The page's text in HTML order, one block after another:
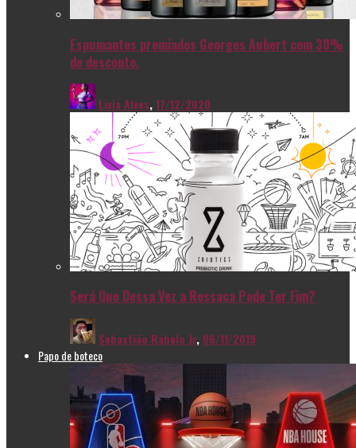
Espumantes premiados Georges Aubert com 30%
de desconto.
Livia Alves,17/12/2020
Será Que Dessa Vez a Ressaca Pode Ter Fim?
Sebastião Rabelo Jr, 06/11/2019
Papo de boteco